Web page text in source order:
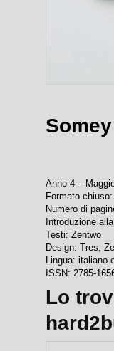
Anno 4 –
Formato
Numero di
Introduzione
Testi: Zentwo
Design: Tres,
Lingua: italiano
ISSN: 2785-
Lo